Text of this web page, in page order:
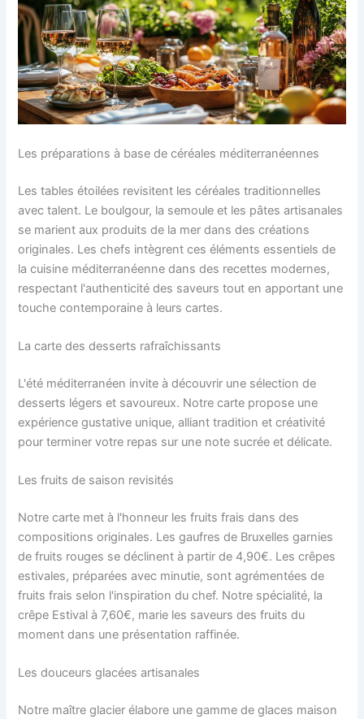
Les préparations à base de céréales méditerranéennes
Les tables étoilées revisitent les céréales traditionnelles
avec talent. Le boulgour, la semoule et les pâtes artisanales
se marient aux produits de la mer dans des créations
originales. Les chefs intègrent ces éléments essentiels de
la cuisine méditerranéenne dans des recettes modernes,
respectant l'authenticité des saveurs tout en apportant une
touche contemporaine à leurs cartes.
La carte des desserts rafraîchissants
L'été méditerranéen invite à découvrir une sélection de
desserts légers et savoureux. Notre carte propose une
expérience gustative unique, alliant tradition et créativité
pour terminer votre repas sur une note sucrée et délicate.
Les fruits de saison revisités
Notre carte met à l'honneur les fruits frais dans des
compositions originales. Les gaufres de Bruxelles garnies
de fruits rouges se déclinent à partir de 4,90€. Les crêpes
estivales, préparées avec minutie, sont agrémentées de
fruits frais selon l'inspiration du chef. Notre spécialité, la
crêpe Estival à 7,60€, marie les saveurs des fruits du
moment dans une présentation raffinée.
Les douceurs glacées artisanales
Notre maître glacier élabore une gamme de glaces maison